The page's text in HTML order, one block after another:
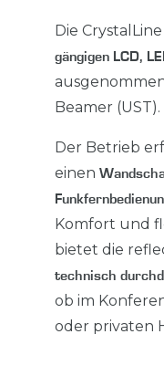
Die CrystalLine
gängigen LCD,
Beamer (UST).
Der Betrieb
einen
Komfort und
bietet die
technisch
ob im
oder privaten